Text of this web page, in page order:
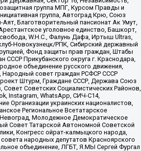
группа МПГ, Курсом Правды и
группа, Автоград Крю, Союз
Аят, Благотворительный пансионат Ак Умут,
уголовное единство, Башкорт,
W.H.С., Фалунь Дафа, Иртыш Ultras,
Новокузнецк/РПК, Сибирский державный
Фонд защиты прав граждан, Штабы
СССР Прикубанского округа г. Краснодара,
объединение русского движения,
совет граждан РСФСР СССР
Штурм, Граждане СССР, Держава Союз
Советских Социалистических Районов,
Instagram, WhatsApp, СИЧ-С14,
Организации украинских националистов,
Региональное Всетатарское
Молодежное Демократическое
Совет Татарской Автономной Советской
Конгресс ойрат-калмыцкого народа,
народных депутатов Красноярского
объединение, ЛГБТ, Я.МЫ Сергей Фургал